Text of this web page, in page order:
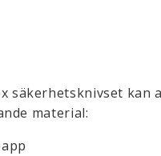
säkerhetsknivset
material: